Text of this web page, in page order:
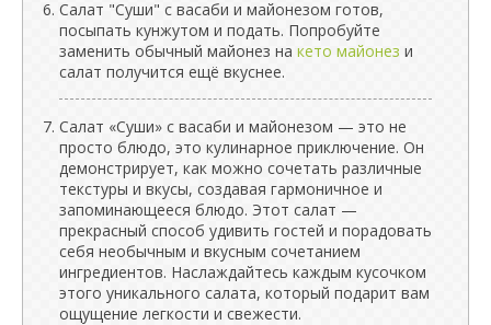
Салат "Суши" с васаби и майонезом готов,
посыпать кунжутом и подать. Попробуйте
заменить обычный майонез на кето майонез и
салат получится ещё вкуснее.
Салат «Суши» с васаби и майонезом — это не
просто блюдо, это кулинарное приключение. Он
демонстрирует, как можно сочетать различные
текстуры и вкусы, создавая гармоничное и
запоминающееся блюдо. Этот салат —
прекрасный способ удивить гостей и порадовать
себя необычным и вкусным сочетанием
ингредиентов. Наслаждайтесь каждым кусочком
этого уникального салата, который подарит вам
ощущение легкости и свежести.